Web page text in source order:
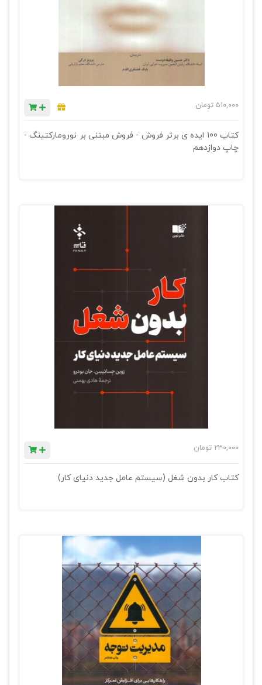
510,000 تومان
کتاب 100 ایده ی برتر فروش - فروش مبتنی بر نورومارکتینگ -
چاپ دوازدهم
230,000 تومان
کتاب کار بدون شغل (سیستم عامل جدید دنیای کار)